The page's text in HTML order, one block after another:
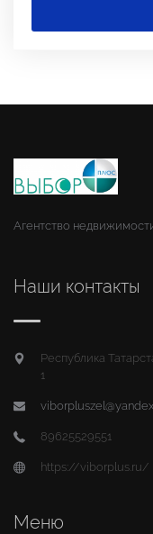
Агентство
Наши контакты
Республика
1
89625529551
https://viborplus.ru/
Меню